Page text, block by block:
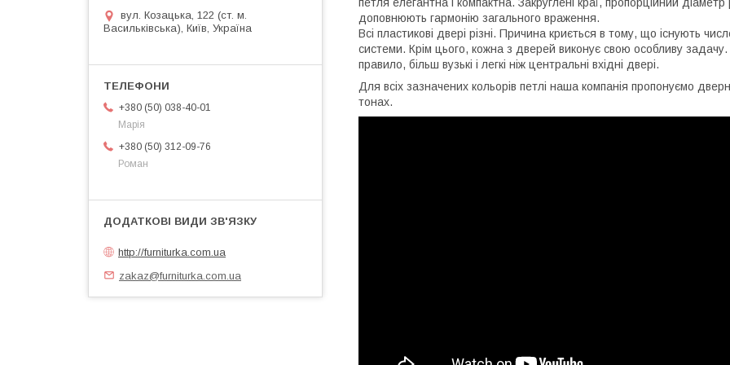
доповнюють гармонію загального враження.
Всі пластикові двері різні. Причина криється в тому, що існують
системи. Крім цього, кожна з дверей виконує свою особливу
правило, більш вузькі і легкі ніж центральні вхідні двері.
Для всіх зазначених кольорів петлі наша компанія пропонуємо
тонах.
вул. Козацька, 122 (ст. м.
Васильківська), Київ, Україна
+380 (50) 038-40-01
Марія
+380 (50) 312-09-76
Роман
http://furniturka.com.ua
zakaz@furniturka.com.ua